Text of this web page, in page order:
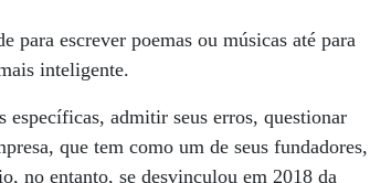
para escrever poemas ou músicas até para
inteligente.
específicas, admitir seus erros, questionar
que tem como um de seus fundadores,
no entanto, se desvinculou em 2018 da